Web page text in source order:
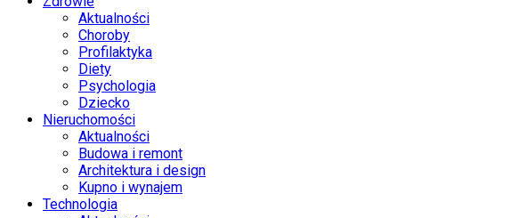
Aktualności
Choroby
Profilaktyka
Diety
Psychologia
Dziecko
Nieruchomości
Aktualności
Budowa i remont
Architektura i design
Kupno i wynajem
Technologia